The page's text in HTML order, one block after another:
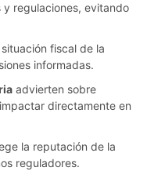
regulaciones, evitando
fiscal de la
informadas.
advierten sobre
directamente en
la reputación de la
reguladores.